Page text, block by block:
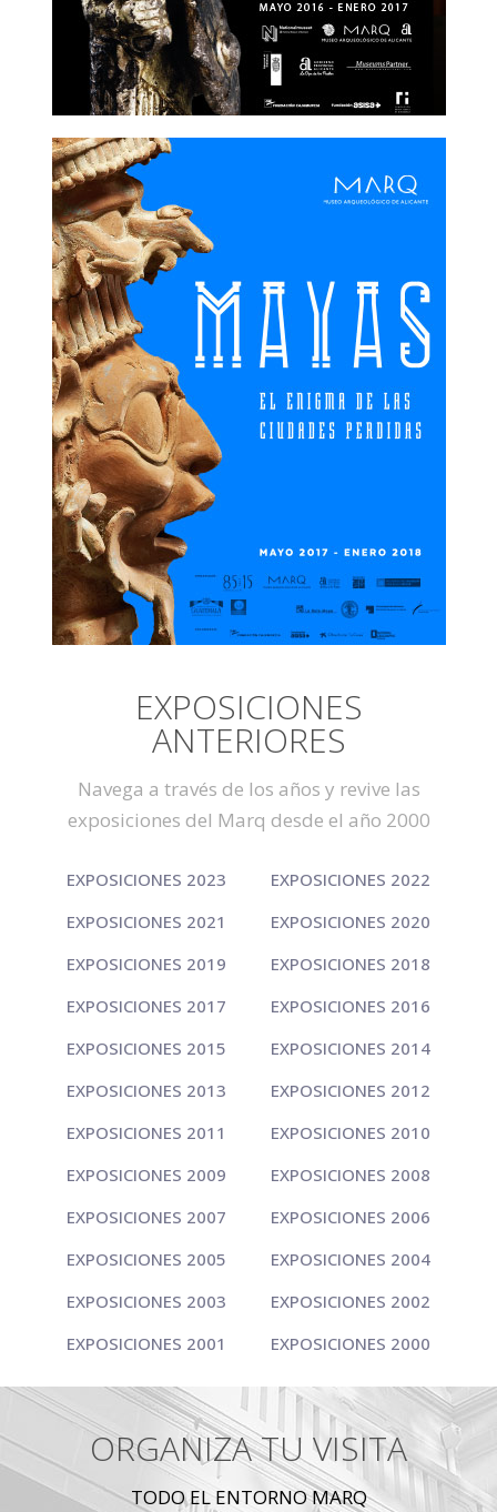
EXPOSICIONES
ANTERIORES
Navega a través de los años y revive las
exposiciones del Marq desde el año 2000
EXPOSICIONES 2023
EXPOSICIONES 2022
EXPOSICIONES 2021
EXPOSICIONES 2020
EXPOSICIONES 2019
EXPOSICIONES 2018
EXPOSICIONES 2017
EXPOSICIONES 2016
EXPOSICIONES 2015
EXPOSICIONES 2014
EXPOSICIONES 2013
EXPOSICIONES 2012
EXPOSICIONES 2011
EXPOSICIONES 2010
EXPOSICIONES 2009
EXPOSICIONES 2008
EXPOSICIONES 2007
EXPOSICIONES 2006
EXPOSICIONES 2005
EXPOSICIONES 2004
EXPOSICIONES 2003
EXPOSICIONES 2002
EXPOSICIONES 2001
EXPOSICIONES 2000
ORGANIZA TU VISITA
TODO EL ENTORNO MARQ